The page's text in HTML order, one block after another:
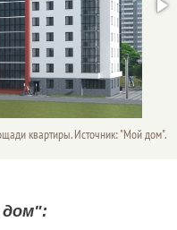
квартиры. Источник: "Мой дом".
дом":